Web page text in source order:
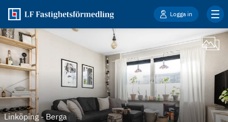
Logga in
Linköping-Berga